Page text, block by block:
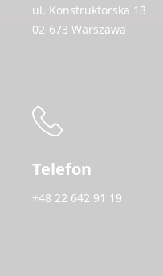
ul. Konstruktorska 13
02-673 Warszawa
Telefon
+48 22 642 91 19